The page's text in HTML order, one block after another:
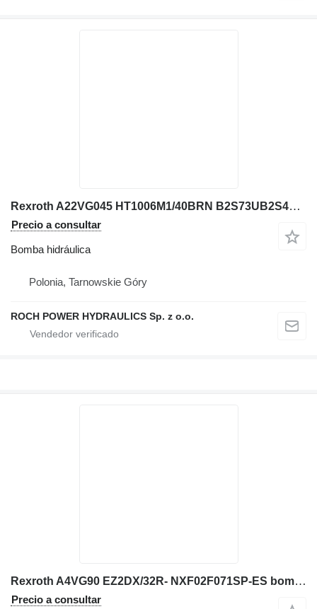
Rexroth A22VG045 HT1006M1/40BRN B2S73UB2S4AY bomba hidráulica para excavadora
Precio a consultar
Bomba hidráulica
Polonia, Tarnowskie Góry
ROCH POWER HYDRAULICS Sp. z o.o.
Rexroth A4VG90 EZ2DX/32R- NXF02F071SP-ES bomba hidráulica para excavadora
Precio a consultar